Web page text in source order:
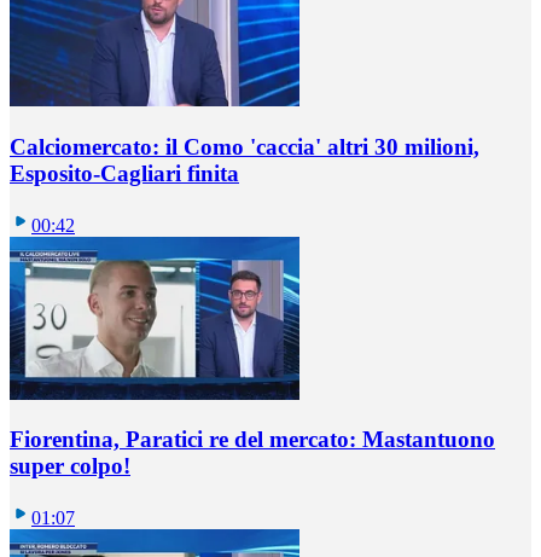
Calciomercato: il Como 'caccia' altri 30 milioni,
Esposito-Cagliari finita
00:42
Fiorentina, Paratici re del mercato: Mastantuono
super colpo!
01:07